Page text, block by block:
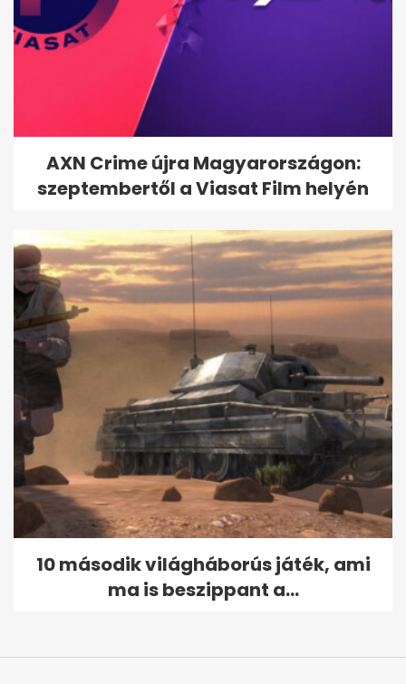
AXN Crime újra Magyarországon:
szeptembertől a Viasat Film helyén
10 második világháborús játék, ami
ma is beszippant a...